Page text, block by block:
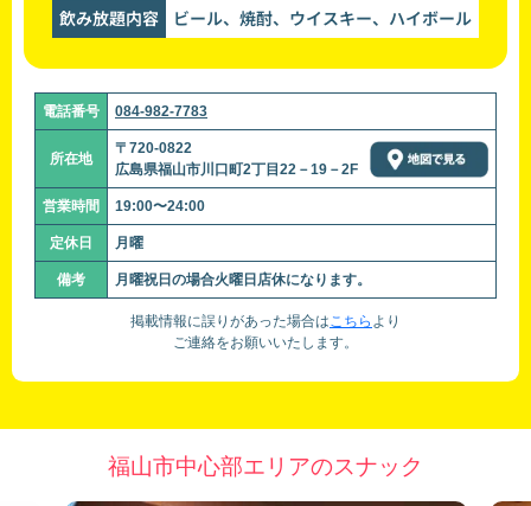
飲み放題内容 ビール、焼酎、ウイスキー、ハイボール
電話番号 084-982-7783
所在地
〒720-0822
広島県福山市川口町2丁目22－19－2F
営業時間 19:00〜24:00
定休日 月曜
備考 月曜祝日の場合火曜日店休になります。
掲載情報に誤りがあった場合はこちら より
ご連絡をお願いいたします。
福山市中心部エリアのスナック